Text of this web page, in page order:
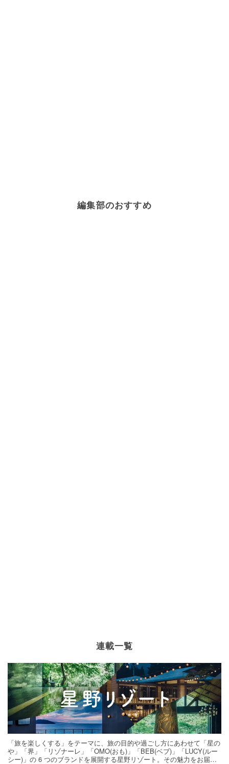
編集部のおすすめ
連載一覧
「旅を楽しくする」をテーマに、旅の目的や過ごし方にあわせて「星の
や」「界」「リゾナーレ」「OMO(おも)」「BEB(ベブ)」「LUCY(ルー
シー)」の 6 つのブランドを展開する星野リゾート。その魅力をお届け